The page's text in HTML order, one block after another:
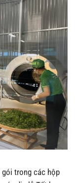
trong các hộp